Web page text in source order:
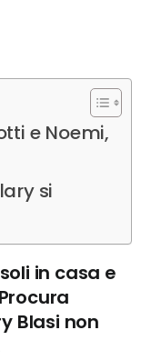
e Noemi,
si
in casa e
Blasi non